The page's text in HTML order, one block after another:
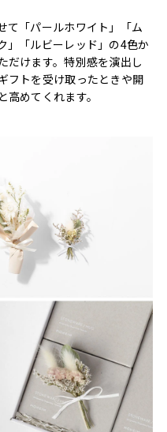
て「パールホワイト」「ム
」「ルビーレッド」の4色か
だけます。特別感を演出し
フトを受け取ったときや開
めてくれます。